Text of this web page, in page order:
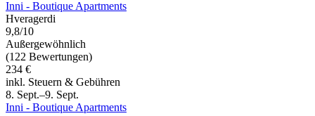
Inni - Boutique Apartments
Hveragerdi
9,8/10
Außergewöhnlich
(122 Bewertungen)
234 €
inkl. Steuern & Gebühren
8. Sept.–9. Sept.
Inni - Boutique Apartments